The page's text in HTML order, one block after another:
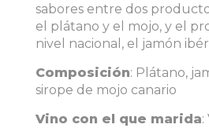
sabores entre dos
el plátano y el mojo, y el
nivel nacional, el jamón
Composición: Plátano,
sirope de mojo canario
Vino con el que marida: